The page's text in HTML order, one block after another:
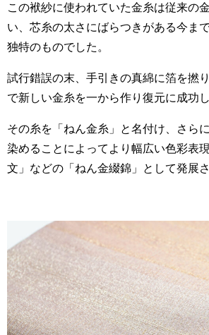
この袱紗に使われていた金糸は従来の
い、芯糸の太さにばらつきがある今ま
独特のものでした。
試行錯誤の末、手引きの真綿に箔を撚
で新しい金糸を一から作り復元に成功し
その糸を「ねん金糸」と名付け、さら
染めることによってより幅広い色彩表
文」などの「ねん金綴錦」として発展さ